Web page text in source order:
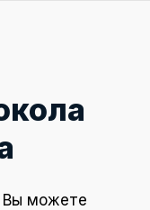
Вы можете